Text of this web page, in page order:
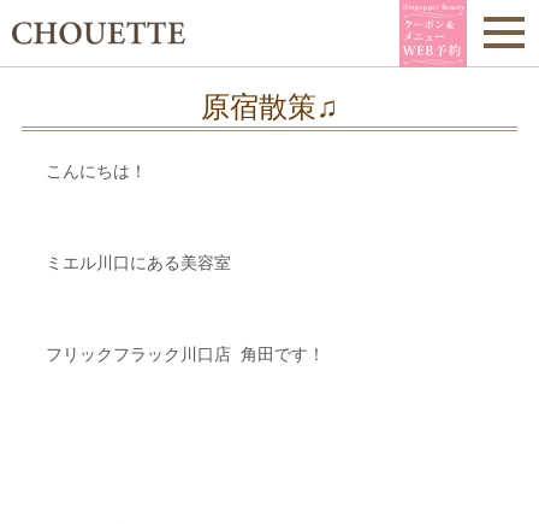
原宿散策♫
こんにちは！
ミエル川口にある美容室
フリックフラック川口店 角田です！